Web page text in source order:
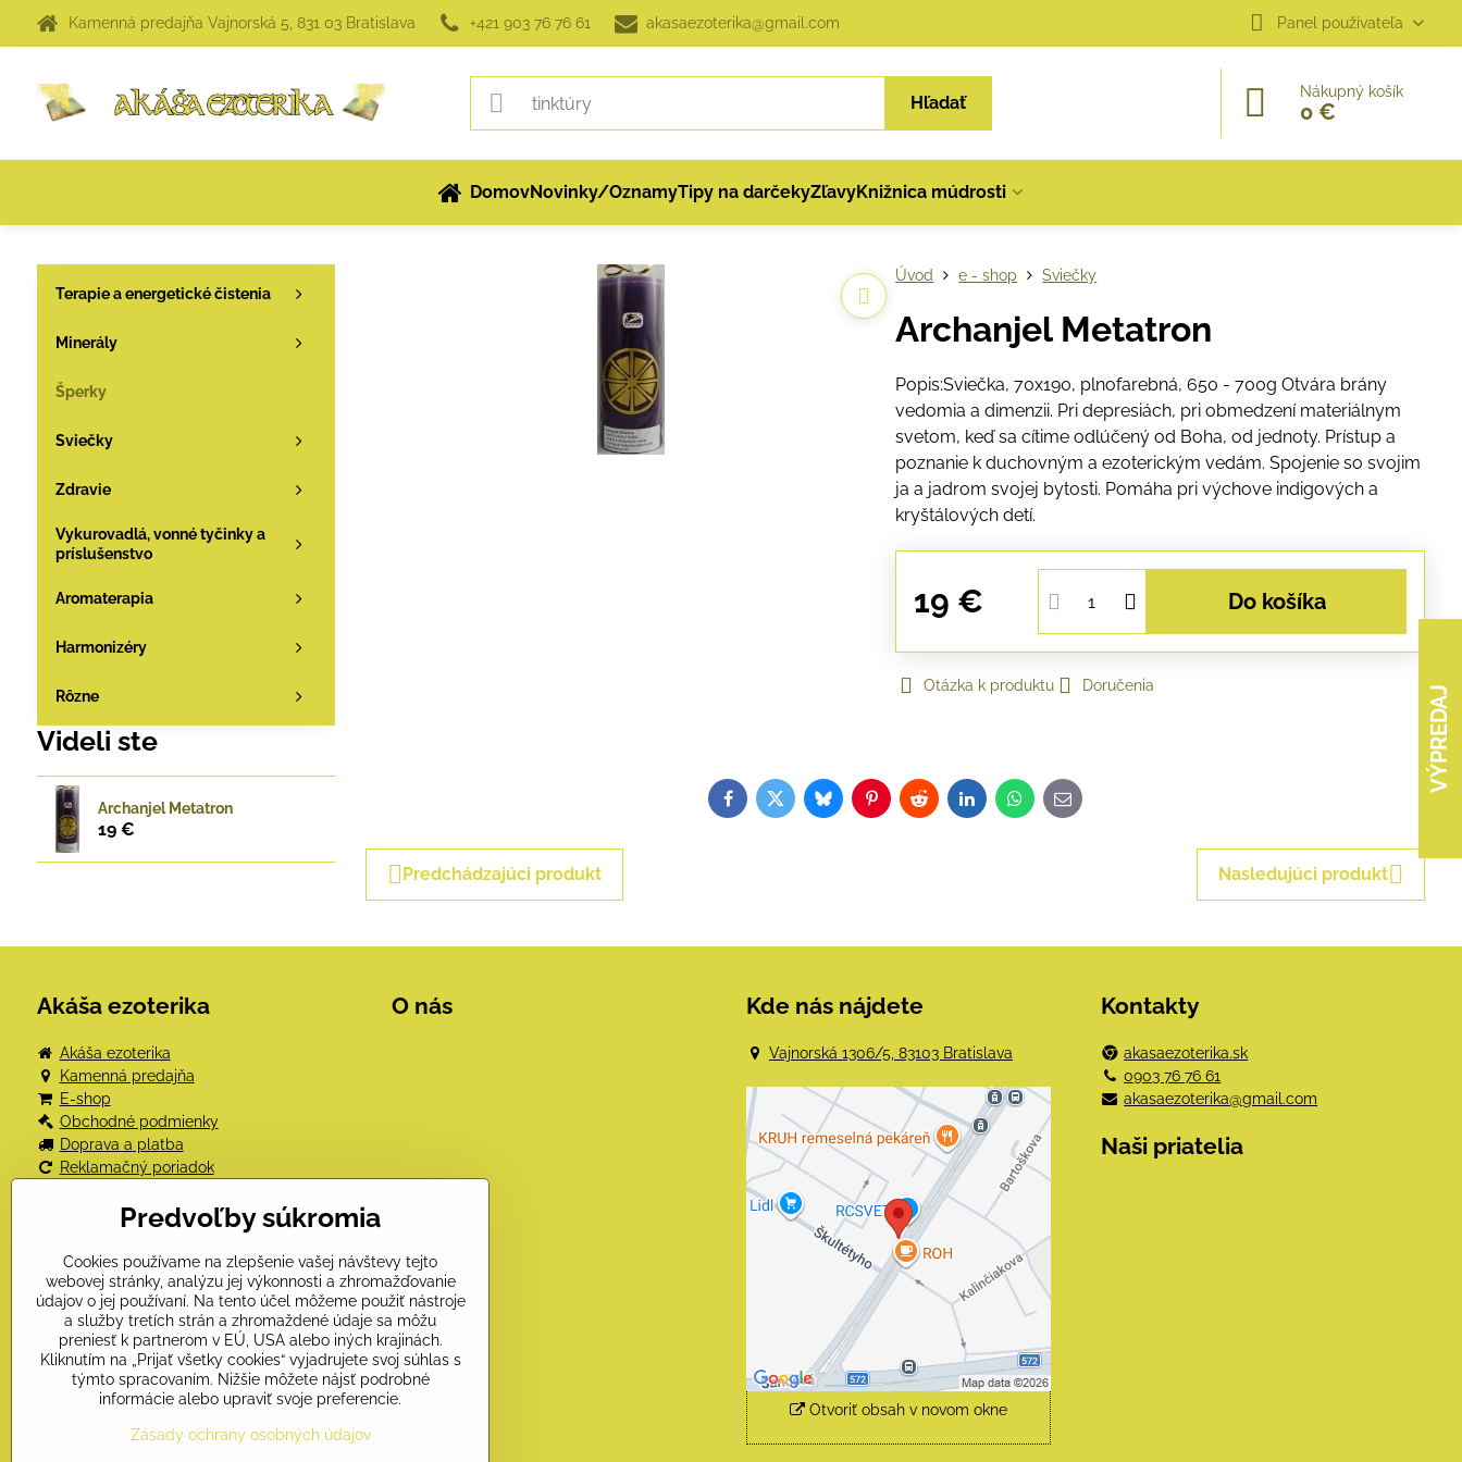
Kamenná predajňa Vajnorská 5, 831 03 Bratislava +421 903 76 76 61 akasaezoterika@gmail.com Panel používateľa
Hľadať
Nákupný košík
0 €
DomovNovinky/OznamyTipy na darčekyZľavyKnižnica múdrosti
Úvod e - shop Sviečky
Archanjel Metatron
Popis:Sviečka, 70x190, plnofarebná, 650 - 700g Otvára brány
vedomia a dimenzii. Pri depresiách, pri obmedzení materiálnym
svetom, keď sa cítime odlúčený od Boha, od jednoty. Prístup a
poznanie k duchovným a ezoterickým vedám. Spojenie so svojim
ja a jadrom svojej bytosti. Pomáha pri výchove indigových a
kryštálových detí.
19 € Do košíka
Otázka k produktu Doručenia
Facebook
TwitterBlueskyPinterestRedditLinkedInWhatsApp
E-
mail
Predchádzajúci produkt Nasledujúci produkt
Terapie a energetické čistenia
Minerály
Šperky
Sviečky
Zdravie
Vykurovadlá, vonné tyčinky a
príslušenstvo
Aromaterapia
Harmonizéry
Rôzne
Videli ste
Archanjel Metatron
19 €
Akáša ezoterika
Akáša ezoterika
Kamenná predajňa
E-shop
Obchodné podmienky
Doprava a platba
Reklamačný poriadok
Ochrana osobných údajov
Kontakt
VÝPREDAJ
O nás Kde nás nájdete
Vajnorská 1306/5, 83103 Bratislava
Externý obsah je
blokovaný Voľbami
súkromia
Prajete si načítať externý obsah?
Povoliť tentokrát
Povoliť a zapamätať - súhlas
s druhom cookie: Funkčné
Otvoriť obsah v novom okne
Kontakty
akasaezoterika.sk
0903 76 76 61
akasaezoterika@gmail.com
Naši priatelia
Predvoľby súkromia
Cookies používame na zlepšenie vašej návštevy tejto
webovej stránky, analýzu jej výkonnosti a zhromažďovanie
údajov o jej používaní. Na tento účel môžeme použiť nástroje
a služby tretích strán a zhromaždené údaje sa môžu
preniesť k partnerom v EÚ, USA alebo iných krajinách.
Kliknutím na „Prijať všetky cookies“ vyjadrujete svoj súhlas s
týmto spracovaním. Nižšie môžete nájsť podrobné
informácie alebo upraviť svoje preferencie.
Zásady ochrany osobných údajov